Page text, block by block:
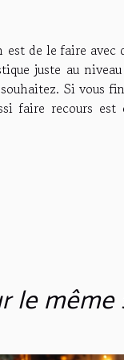
de le faire avec
juste au
Si vous
faire recours
le